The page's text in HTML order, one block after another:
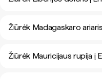
Žiūrėk Madagaskaro
Žiūrėk Mauricijaus rupija į